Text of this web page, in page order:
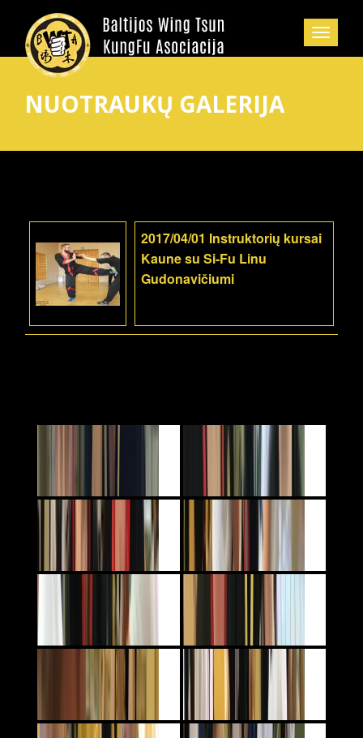
NUOTRAUKŲ GALERIJA
2017/04/01 Instruktorių kursai
Kaune su Si-Fu Linu
Gudonavičiumi